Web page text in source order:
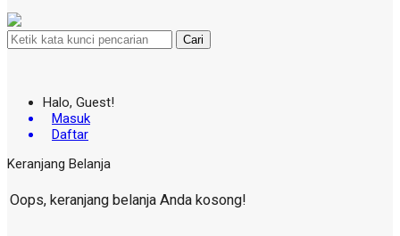
Cari
Halo, Guest!
Masuk
Daftar
Keranjang Belanja
Oops, keranjang belanja Anda kosong!